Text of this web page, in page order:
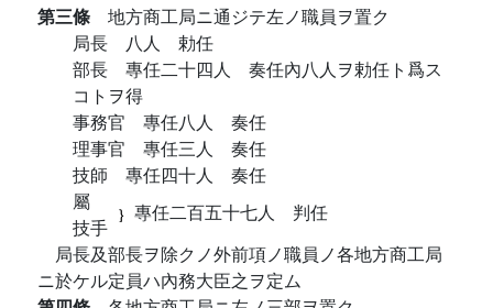
第三條 地方商工局ニ通ジテ左ノ職員ヲ置ク
局長 八人 勅任
部長 專任二十四人 奏任內八人ヲ勅任ト爲ス
コトヲ得
事務官 專任八人 奏任
理事官 專任三人 奏任
技師 專任四十人 奏任
屬
技手
專任二百五十七人 判任
局長及部長ヲ除クノ外前項ノ職員ノ各地方商工局
ニ於ケル定員ハ內務大臣之ヲ定ム